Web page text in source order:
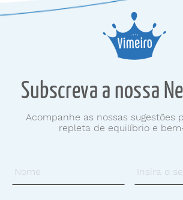
Subscreva a nossa
Acompanhe as nossas sugestões
repleta de equilíbrio e
*
*